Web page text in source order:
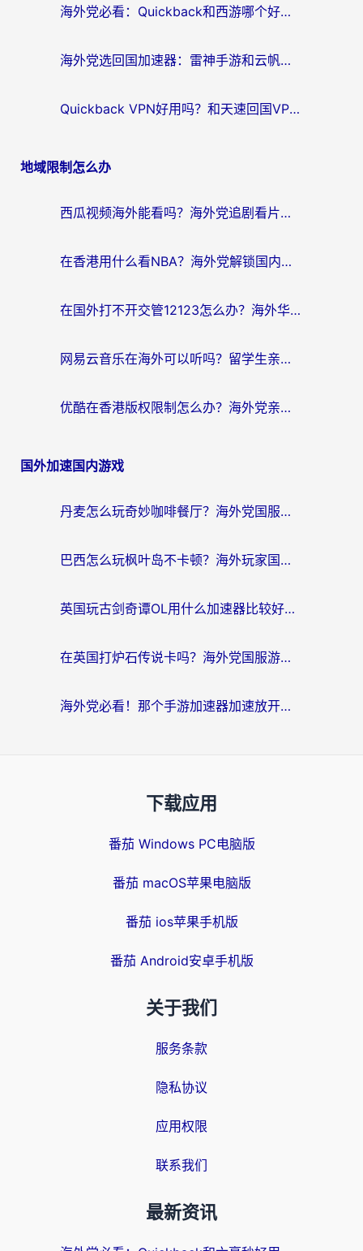
海外党必看：Quickback和西游哪个好？3个维度教你选对回国加速器
海外党选回国加速器：雷神手游和云帆哪个好？附3组对比+避坑指南
Quickback VPN好用吗？和天速回国VPN对比哪个回国效果更好？海外党必看的真实体验指南
地域限制怎么办
西瓜视频海外能看吗？海外党追剧看片的终极解决方案来了
在香港用什么看NBA？海外党解锁国内体育直播的终极攻略
在国外打不开交管12123怎么办？海外华人必看的回国加速全攻略
网易云音乐在海外可以听吗？留学生亲测有效的回国加速方案
优酷在香港版权限制怎么办？海外党亲测有效的追剧加速方案
国外加速国内游戏
丹麦怎么玩奇妙咖啡餐厅？海外党国服游戏加速全攻略（附灌篮高手元气骑士实测）
巴西怎么玩枫叶岛不卡顿？海外玩家国服游戏加速器终极指南（含战双野兽领主提速秘籍）
英国玩古剑奇谭OL用什么加速器比较好？留学生亲测有效的国服游戏加速指南
在英国打炉石传说卡吗？海外党国服游戏不卡顿的终极指南
海外党必看！那个手游加速器加速放开那三国3最好？一篇解决国服游戏卡顿难题
下载应用
番茄 Windows PC电脑版
番茄 macOS苹果电脑版
番茄 ios苹果手机版
番茄 Android安卓手机版
关于我们
服务条款
隐私协议
应用权限
联系我们
最新资讯